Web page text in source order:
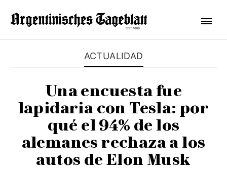
ACTUALIDAD
Una encuesta fue
lapidaria con Tesla: por
qué el 94% de los
alemanes rechaza a los
autos de Elon Musk